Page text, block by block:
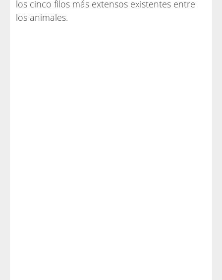
los cinco filos más extensos existentes entre
los animales.